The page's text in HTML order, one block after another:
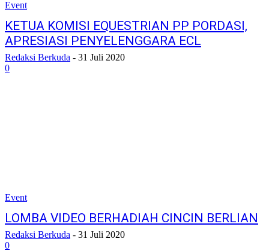
Event
KETUA KOMISI EQUESTRIAN PP PORDASI,
APRESIASI PENYELENGGARA ECL
Redaksi Berkuda - 31 Juli 2020
0
Event
LOMBA VIDEO BERHADIAH CINCIN BERLIAN
Redaksi Berkuda - 31 Juli 2020
0